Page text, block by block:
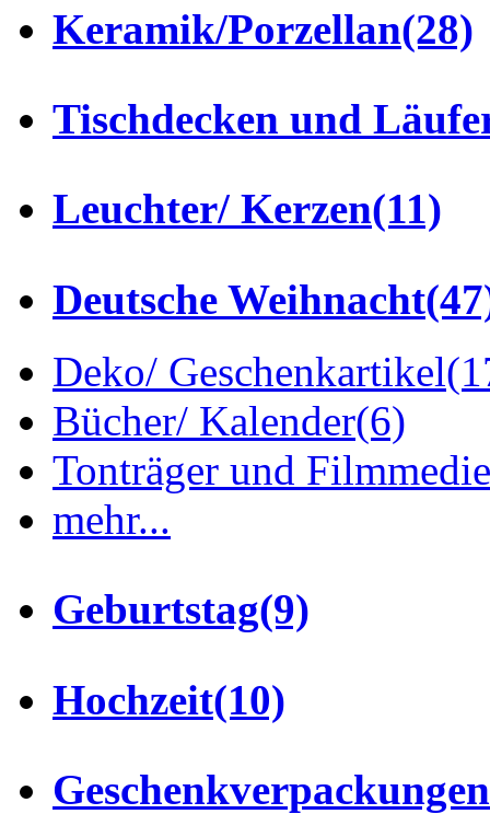
Keramik/Porzellan(28)
Tischdecken und
Leuchter/ Kerzen(11)
Deutsche Weihnacht
Deko/ Geschenkartikel
Bücher/ Kalender(6)
Tonträger und
mehr...
Geburtstag(9)
Hochzeit(10)
Geschenkverpackungen